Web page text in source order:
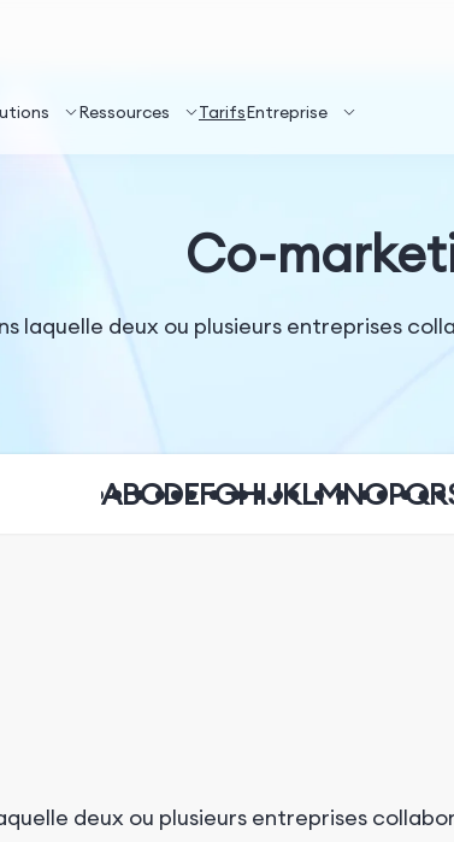
Ressources TarifsEntreprise
Co-
laquelle deux ou plusieurs entreprises
ABCDEFGHIJKLMNOPQR
deux ou plusieurs entreprises